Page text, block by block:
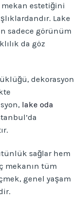
mekan estetiğini
Lake
sadece görünüm
da göz
dekorasyon
lake oda
sağlar hem
mekanın tüm
genel yaşam